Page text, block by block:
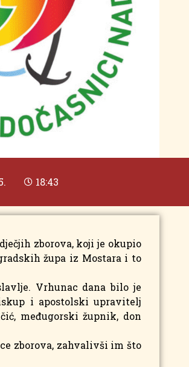
18:43
zborova, koji je okupio
župa iz Mostara i to
Vrhunac dana bilo je
i apostolski upravitelj
međugorski župnik, don
zborova, zahvalivši im što